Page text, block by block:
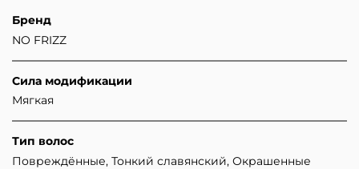
Бренд
NO FRIZZ
Сила модификации
Мягкая
Тип волос
Повреждённые, Тонкий славянский, Окрашенные